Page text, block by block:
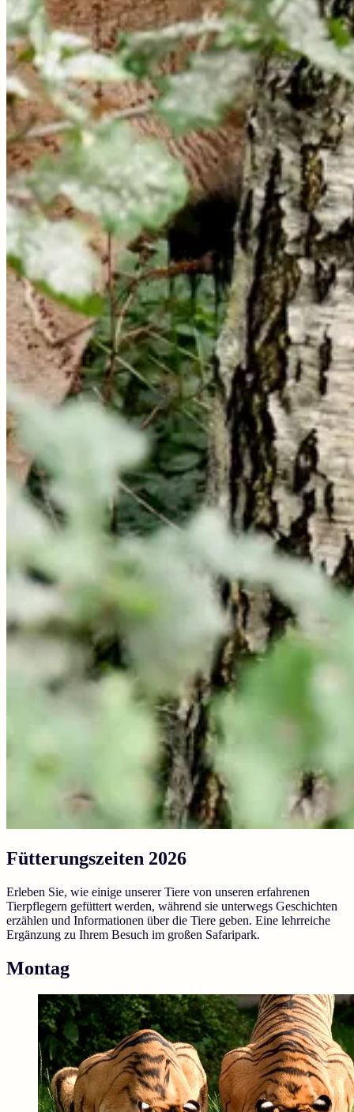
Fütterungszeiten 2026
Erleben Sie, wie einige unserer Tiere von unseren erfahrenen
Tierpflegern gefüttert werden, während sie unterwegs Geschichten
erzählen und Informationen über die Tiere geben. Eine lehrreiche
Ergänzung zu Ihrem Besuch im großen Safaripark.
Montag